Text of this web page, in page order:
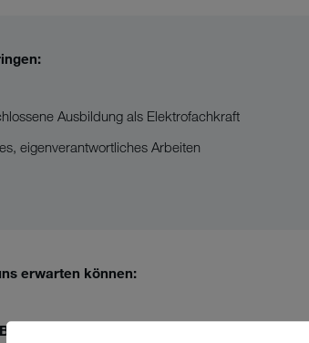
Ausbildung als Elektrofachkraft
eigenverantwortliches Arbeiten
erwarten können: